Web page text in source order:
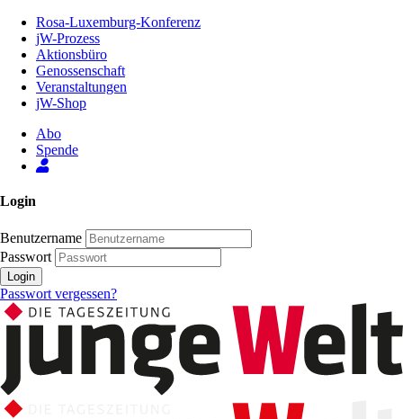
Inhalt
Seite
Rosa-Luxemburg-Konferenz
jW-Prozess
Aktionsbüro
Genossenschaft
Veranstaltungen
jW-Shop
Abo
Spende
Login
Benutzername
Passwort
Login
Passwort vergessen?